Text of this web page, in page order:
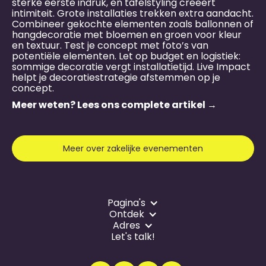
intimiteit. Grote installaties trekken extra aandacht.
Combineer gekochte elementen zoals ballonnen of
hangdecoratie met bloemen en groen voor kleur
en textuur. Test je concept met foto’s van
potentiële elementen. Let op budget en logistiek:
sommige decoratie vergt installatietijd. Live Impact
helpt je decoratiestrategie afstemmen op je
concept.
Meer weten? Lees ons complete artikel →
Meer over zakelijke evenementen
Pagina's
Ontdek
Adres
Let's talk!